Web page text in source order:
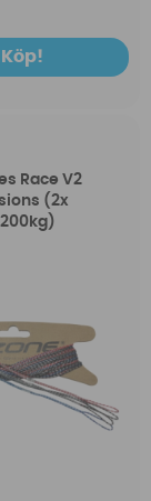
Köp!
Race V2
(2x